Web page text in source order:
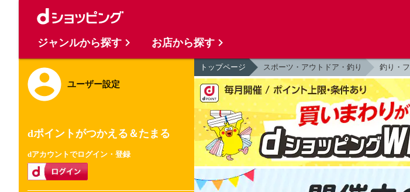
ユーザー設定
dポイントがつかえる＆たまる
dアカウントでログイン・登録
トップページ スポーツ・アウトドア・釣り 釣り・
ジャンルから探す お店から探す